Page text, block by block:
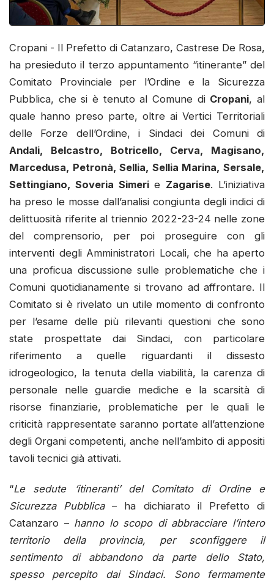
Cropani - Il Prefetto di Catanzaro, Castrese De Rosa,
ha presieduto il terzo appuntamento “itinerante” del
Comitato Provinciale per l’Ordine e la Sicurezza
Pubblica, che si è tenuto al Comune di Cropani, al
quale hanno preso parte, oltre ai Vertici Territoriali
delle Forze dell’Ordine, i Sindaci dei Comuni di
Andali, Belcastro, Botricello, Cerva, Magisano,
Marcedusa, Petronà, Sellia, Sellia Marina, Sersale,
Settingiano, Soveria Simerie Zagarise. L’iniziativa
ha preso le mosse dall’analisi congiunta degli indici di
delittuosità riferite al triennio 2022-23-24 nelle zone
del comprensorio, per poi proseguire con gli
interventi degli Amministratori Locali, che ha aperto
una proficua discussione sulle problematiche che i
Comuni quotidianamente si trovano ad affrontare. Il
Comitato si è rivelato un utile momento di confronto
per l’esame delle più rilevanti questioni che sono
state prospettate dai Sindaci, con particolare
riferimento a quelle riguardanti il dissesto
idrogeologico, la tenuta della viabilità, la carenza di
personale nelle guardie mediche e la scarsità di
risorse finanziarie, problematiche per le quali le
criticità rappresentate saranno portate all’attenzione
degli Organi competenti, anche nell’ambito di appositi
tavoli tecnici già attivati.
“Le sedute ‘itineranti’ del Comitato di Ordine e
Sicurezza Pubblica– ha dichiarato il Prefetto di
Catanzaro – hanno lo scopo di abbracciare l’intero
territorio della provincia, per sconfiggere il
sentimento di abbandono da parte dello Stato,
spesso percepito dai Sindaci. Sono fermamente